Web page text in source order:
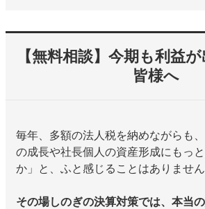
【無料相談】今期も利益
皆様へ
毎年、多額の法人税を納めながらも
の成長や社長個人の資産形成にもっ
か」と、ふと感じることはありません
その場しのぎの決算対策では、本当